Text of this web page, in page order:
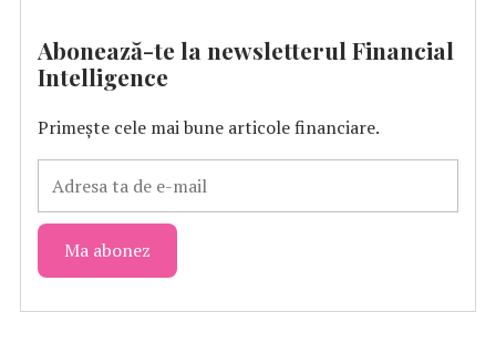
Abonează-te la newsletterul Financial
Intelligence
Primește cele mai bune articole financiare.